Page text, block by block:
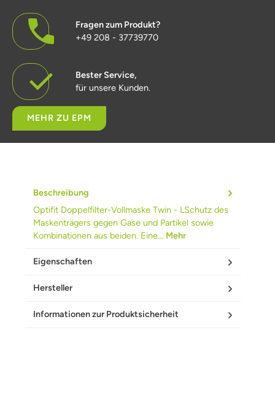
Fragen zum Produkt?
+49 208 - 37739770
Bester Service,
für unsere Kunden.
MEHR ZU EPM
Beschreibung
Optifit Doppelfilter-Vollmaske Twin - LSchutz des
Maskenträgers gegen Gase und Partikel sowie
Kombinationen aus beiden. Eine… Mehr
Eigenschaften
Hersteller
Informationen zur Produktsicherheit